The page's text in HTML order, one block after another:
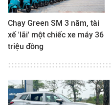
Chạy Green SM 3 năm, tài
xế 'lãi' một chiếc xe máy 36
triệu đồng